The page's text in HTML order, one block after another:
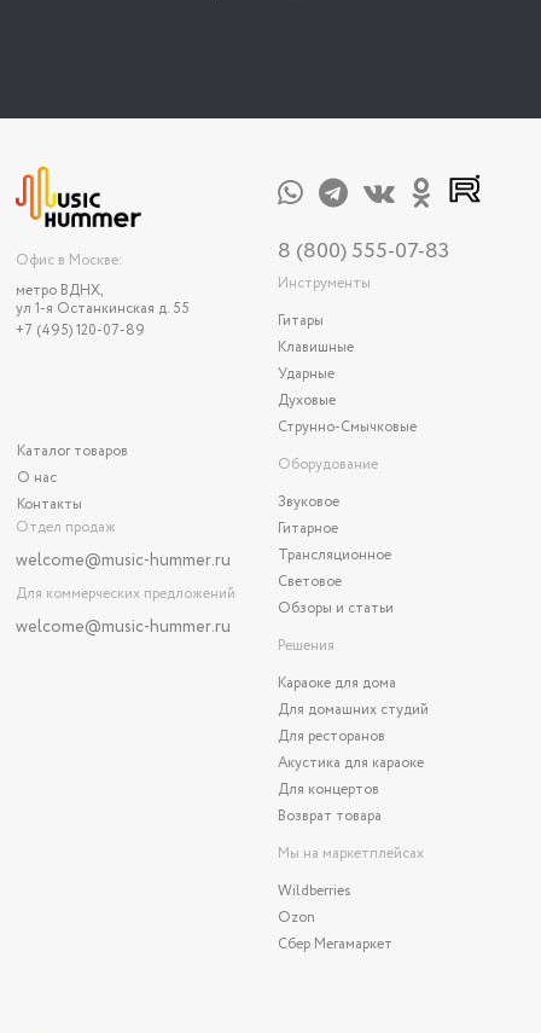
Офис в Москве:
метро ВДНХ,
ул 1-я Останкинская д. 55
+7 (495) 120-07-89
Каталог товаров
О нас
Контакты
Отдел продаж
welcome@music-hummer.ru
Для коммерческих предложений
welcome@music-hummer.ru
8 (800) 555-07-83
Инструменты
Гитары
Клавишные
Ударные
Духовые
Струнно-Смычковые
Оборудование
Звуковое
Гитарное
Трансляционное
Световое
Обзоры и статьи
Решения
Караоке для дома
Для домашних студий
Для ресторанов
Акустика для караоке
Для концертов
Возврат товара
Мы на маркетплейсах
Wildberries
Ozon
Сбер Мегамаркет